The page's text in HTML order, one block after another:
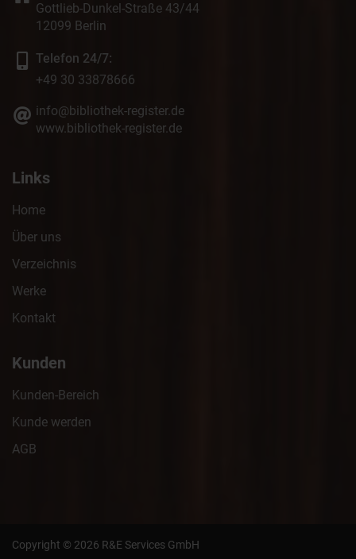
Gottlieb-Dunkel-Straße 43/44
12099 Berlin
Telefon 24/7:
+49 30 33878666
info@bibliothek-register.de
www.bibliothek-register.de
Links
Home
Über uns
Verzeichnis
Werke
Kontakt
Kunden
Kunden-Bereich
Kunde werden
AGB
Copyright © 2026 R&E Services GmbH